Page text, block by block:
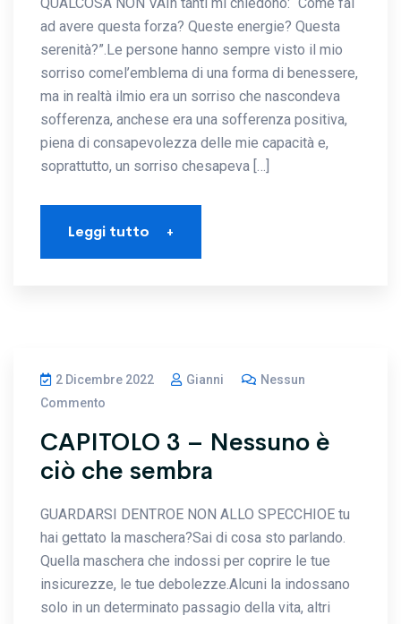
ad avere questa forza? Queste energie? Questa
serenità?”.Le persone hanno sempre visto il mio
sorriso comel’emblema di una forma di benessere,
ma in realtà ilmio era un sorriso che nascondeva
sofferenza, anchese era una sofferenza positiva,
piena di consapevolezza delle mie capacità e,
soprattutto, un sorriso chesapeva […]
Leggi tutto +
2 Dicembre 2022 Gianni
Nessun
Commento
CAPITOLO 3 – Nessuno è
ciò che sembra
GUARDARSI DENTROE NON ALLO SPECCHIOE tu
hai gettato la maschera?Sai di cosa sto parlando.
Quella maschera che indossi per coprire le tue
insicurezze, le tue debolezze.Alcuni la indossano
solo in un determinato passagio della vita, altri